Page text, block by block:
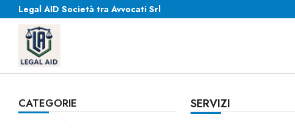
Legal AID Società tra Avvocati Srl
CATEGORIE SERVIZI